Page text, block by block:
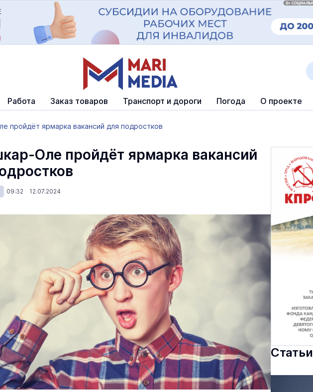
Работа Заказ товаров Транспорт и дороги Погода О проекте
пройдёт ярмарка вакансий для подростков
Оле пройдёт ярмарка вакансий
09:32 12.07.2024
Статьи